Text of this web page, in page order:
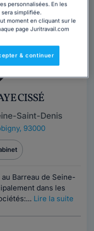
CISSÉ
Saint-Denis
93000
Barreau de Seine-
dans les
Lire la suite
personnalisées. En les
simplifiée.
moment en cliquant sur le
page Juritravail.com
& continuer